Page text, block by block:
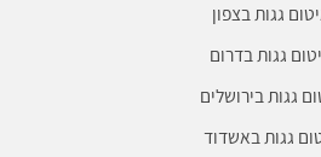
גגות בצפון
גגות בדרום
גגות בירושלים
גגות באשדוד